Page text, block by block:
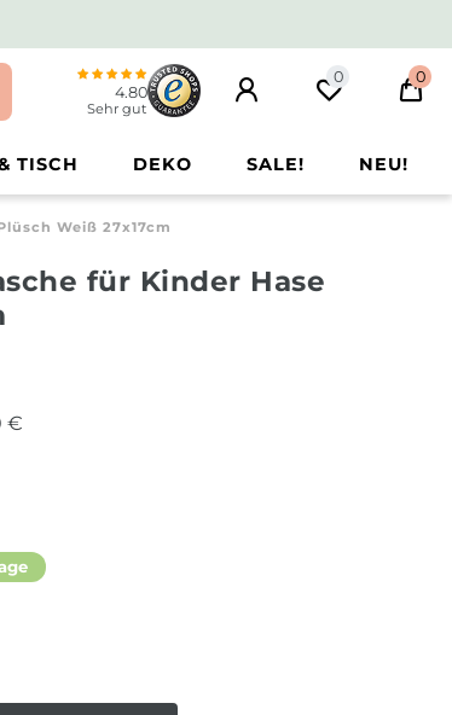
4.80
Sehr gut
0 0
TISCH DEKO SALE! NEU!
Weiß 27x17cm
für Kinder Hase
€